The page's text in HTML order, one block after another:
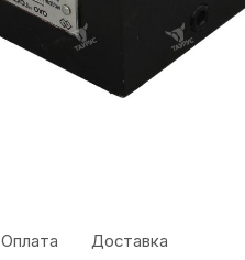
Оплата Доставка